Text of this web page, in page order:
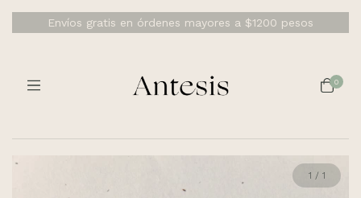
Envíos gratis en órdenes mayores a $1200 pesos
0
1 / 1